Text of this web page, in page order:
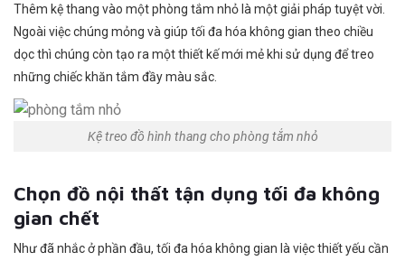
Thêm kệ thang vào một phòng tắm nhỏ là một giải pháp tuyệt vời.
Ngoài việc chúng mỏng và giúp tối đa hóa không gian theo chiều
dọc thì chúng còn tạo ra một thiết kế mới mẻ khi sử dụng để treo
những chiếc khăn tắm đầy màu sắc.
Kệ treo đồ hình thang cho phòng tắm nhỏ
Chọn đồ nội thất tận dụng tối đa không
gian chết
Như đã nhắc ở phần đầu, tối đa hóa không gian là việc thiết yếu cần